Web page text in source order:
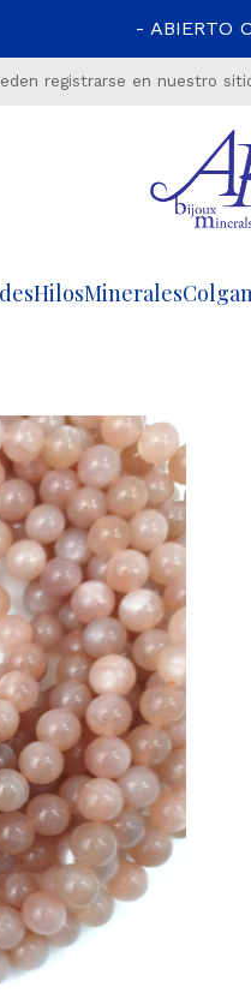
- ABIERTO
registrarse en nuestro
HilosMinerales